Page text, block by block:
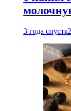
3 года спустя